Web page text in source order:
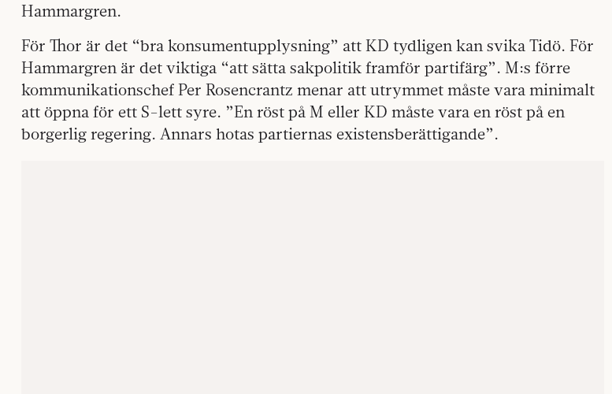
Hammargren.
För Thor är det “bra konsumentupplysning” att KD tydligen kan svika Tidö. För
Hammargren är det viktiga “att sätta sakpolitik framför partifärg”. M:s förre
kommunikationschef Per Rosencrantz menar att utrymmet måste vara minimalt
att öppna för ett S-lett syre. ”En röst på M eller KD måste vara en röst på en
borgerlig regering. Annars hotas partiernas existensberättigande”.